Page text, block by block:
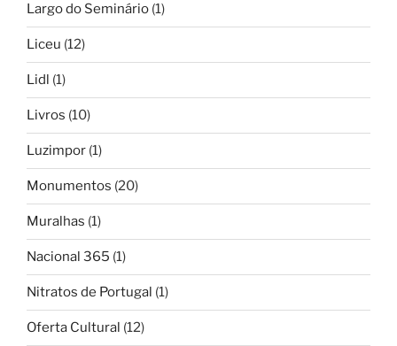
Largo do Seminário (1)
Liceu (12)
Lidl (1)
Livros (10)
Luzimpor (1)
Monumentos (20)
Muralhas (1)
Nacional 365 (1)
Nitratos de Portugal (1)
Oferta Cultural (12)